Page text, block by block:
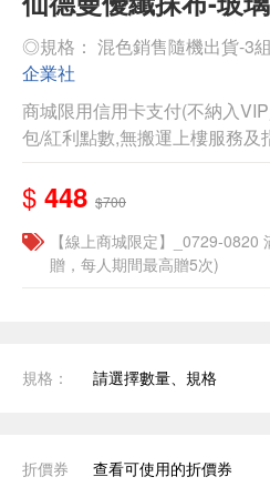
◎規格： 混色銷售隨機出貨-3組
企業社
商城限用信用卡支付(不納入
包/紅利點數,無搬運上樓服務及
$ 448 $700
【線上商城限定】_0729-
贈，每人期間最高贈5次)
規格： 請選擇數量、規格
折價券 查看可使用的折價券